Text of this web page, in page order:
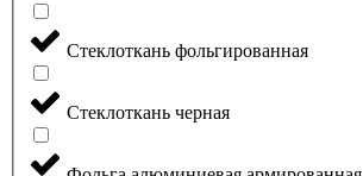
Стеклоткань фольгированная
Стеклоткань черная